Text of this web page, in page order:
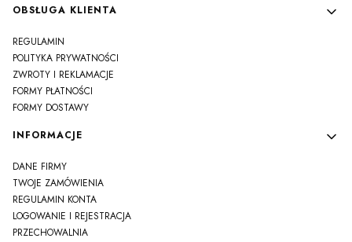
OBSŁUGA KLIENTA
REGULAMIN
POLITYKA PRYWATNOŚCI
ZWROTY I REKLAMACJE
FORMY PŁATNOŚCI
FORMY DOSTAWY
INFORMACJE
DANE FIRMY
TWOJE ZAMÓWIENIA
REGULAMIN KONTA
LOGOWANIE I REJESTRACJA
PRZECHOWALNIA